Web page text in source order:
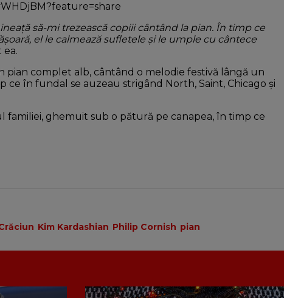
să-mi trezească copiii cântând la pian. În timp ce
el le calmează sufletele și le umple cu cântece
ea.
pian complet alb, cântând o melodie festivă lângă un
ce în fundal se auzeau strigând North, Saint, Chicago și
familiei, ghemuit sub o pătură pe canapea, în timp ce
Kim Kardashian Philip Cornish pian